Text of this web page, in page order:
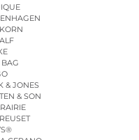
& JONES
& SON